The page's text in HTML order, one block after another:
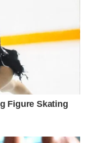
тут все таке… Хоч
Вероніка. Але точно
батьків, не до того
І, якщо хочеш бути
причинила за собою